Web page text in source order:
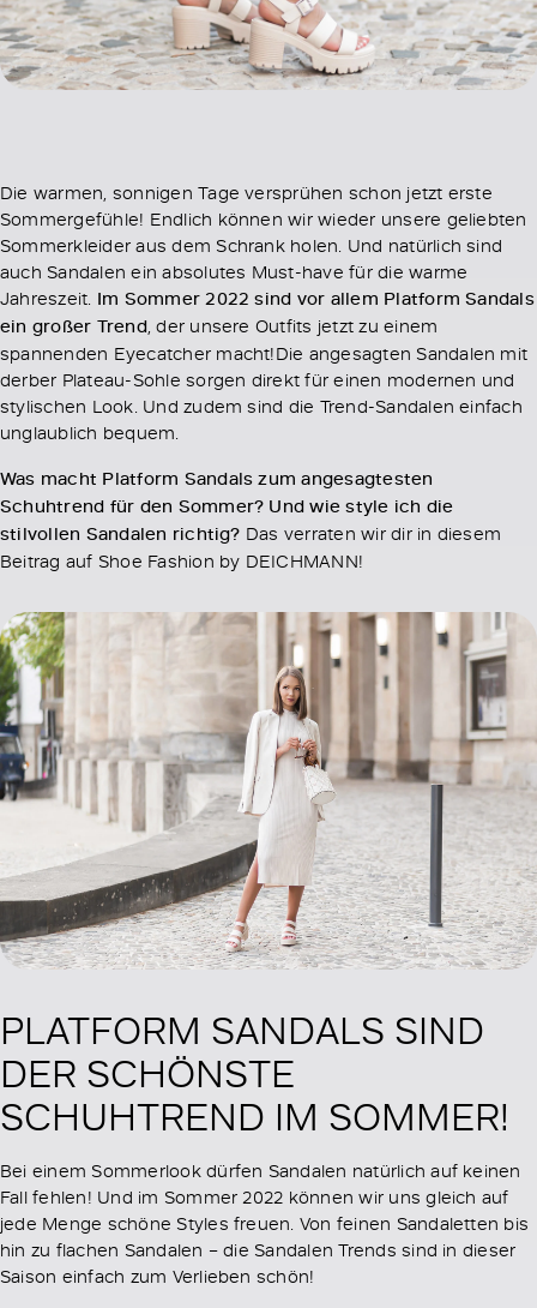
Die warmen, sonnigen Tage versprühen schon jetzt erste
Sommergefühle! Endlich können wir wieder unsere geliebten
Sommerkleider aus dem Schrank holen. Und natürlich sind
auch Sandalen ein absolutes Must-have für die warme
Jahreszeit. Im Sommer 2022 sind vor allem Platform Sandals
ein großer Trend, der unsere Outfits jetzt zu einem
spannenden Eyecatcher macht!Die angesagten Sandalen mit
derber Plateau-Sohle sorgen direkt für einen modernen und
stylischen Look. Und zudem sind die Trend-Sandalen einfach
unglaublich bequem.
Was macht Platform Sandals zum angesagtesten
Schuhtrend für den Sommer? Und wie style ich die
stilvollen Sandalen richtig? Das verraten wir dir in diesem
Beitrag auf Shoe Fashion by DEICHMANN!
PLATFORM SANDALS SIND
DER SCHÖNSTE
SCHUHTREND IM SOMMER!
Bei einem Sommerlook dürfen Sandalen natürlich auf keinen
Fall fehlen! Und im Sommer 2022 können wir uns gleich auf
jede Menge schöne Styles freuen. Von feinen Sandaletten bis
hin zu flachen Sandalen – die Sandalen Trends sind in dieser
Saison einfach zum Verlieben schön!